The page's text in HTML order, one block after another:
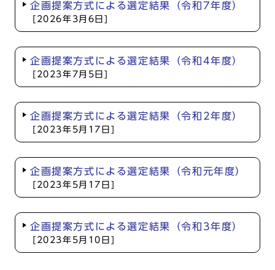
企画提案方式による選定結果（令和7年度）
[2026年3月6日]
企画提案方式による選定結果（令和4年度）
[2023年7月5日]
企画提案方式による選定結果（令和2年度）
[2023年5月17日]
企画提案方式による選定結果（令和元年度）
[2023年5月17日]
企画提案方式による選定結果（令和3年度）
[2023年5月10日]